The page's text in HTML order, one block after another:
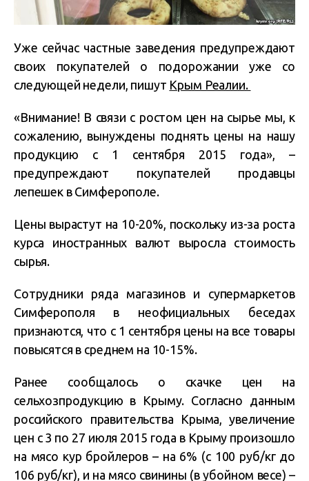
Уже сейчас частные заведения предупреждают
своих покупателей о подорожании уже со
следующей недели, пишут Крым Реалии.
«Внимание! В связи с ростом цен на сырье мы, к
сожалению, вынуждены поднять цены на нашу
продукцию с 1 сентября 2015 года», –
предупреждают покупателей продавцы
лепешек в Симферополе.
Цены вырастут на 10-20%, поскольку из-за роста
курса иностранных валют выросла стоимость
сырья.
Сотрудники ряда магазинов и супермаркетов
Симферополя в неофициальных беседах
признаются, что с 1 сентября цены на все товары
повысятся в среднем на 10-15%.
Ранее сообщалось о скачке цен на
сельхозпродукцию в Крыму. Согласно данным
российского правительства Крыма, увеличение
цен с 3 по 27 июля 2015 года в Крыму произошло
на мясо кур бройлеров – на 6% (с 100 руб/кг до
106 руб/кг), и на мясо свинины (в убойном весе) –